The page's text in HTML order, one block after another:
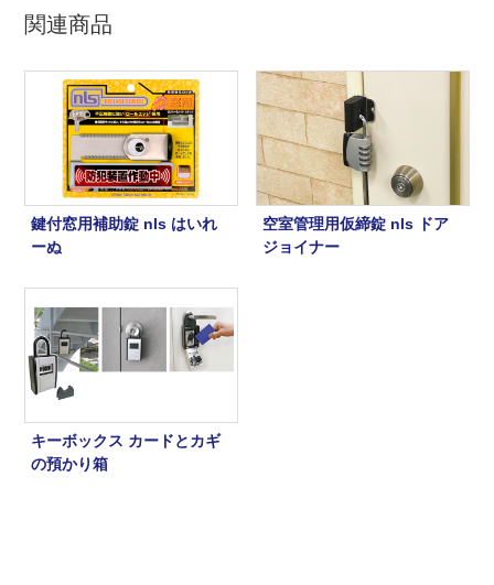
関連商品
鍵付窓用補助錠 nls はいれ
ーぬ
空室管理用仮締錠 nls ドア
ジョイナー
キーボックス カードとカギ
の預かり箱